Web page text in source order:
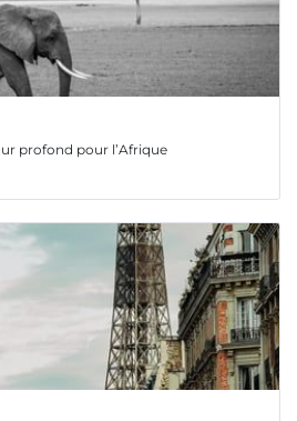
profond pour l’Afrique